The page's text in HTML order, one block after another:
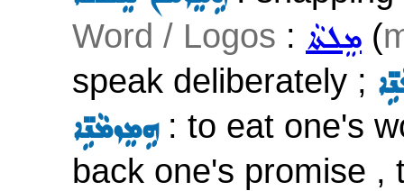
Word / Logos : ܡܸܠܬܵܐ (
speak deliberately ;
ܗܹܡܸܙܡܵܢܹ̈ܐ: to eat one's
back one's promise